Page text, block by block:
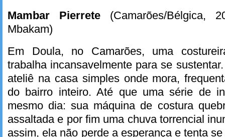
Mambar Pierrete (Camarões/Bélgica,
Mbakam)
Em Doula, no Camarões, uma
trabalha incansavelmente para se
ateliê na casa simples onde mora,
do bairro inteiro. Até que uma série de
mesmo dia: sua máquina de costura
assaltada e por fim uma chuva torrencial
assim, ela não perde a esperança e tenta